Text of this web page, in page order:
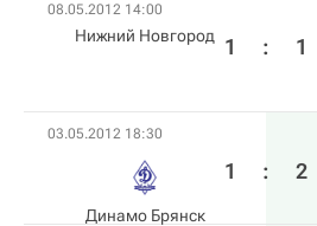
08.05.2012 14:00
Нижний Новгород 1 : 1
03.05.2012 18:30
Динамо Брянск
1 : 2